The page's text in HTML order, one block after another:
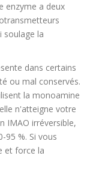
enzyme a deux
soulage la
dans certains
ou mal conservés.
la monoamine
n'atteigne votre
IMAO irréversible,
95 %. Si vous
et force la